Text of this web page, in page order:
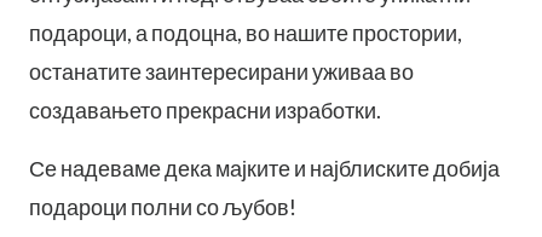
подароци, а подоцна, во нашите простории,
останатите заинтересирани уживаа во
создавањето прекрасни изработки.
Се надеваме дека мајките и најблиските добија
подароци полни со љубов!